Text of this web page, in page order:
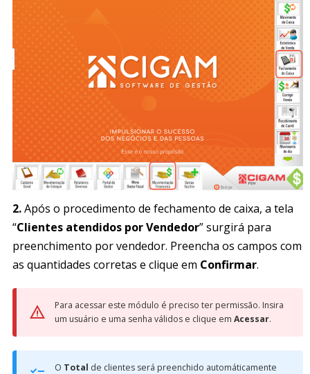
2.Após o procedimento de fechamento de caixa, a tela
“Clientes atendidos por Vendedor” surgirá para
preenchimento por vendedor. Preencha os campos com
as quantidades corretas e clique em Confirmar.
Para acessar este módulo é preciso ter permissão. Insira
um usuário e uma senha válidos e clique em Acessar.
O Total de clientes será preenchido automáticamente